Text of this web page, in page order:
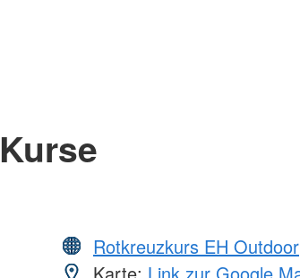
Kurse
Rotkreuzkurs EH Outdoor